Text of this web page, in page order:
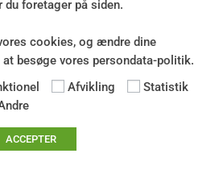
Excellent 9 cm
foretager på siden.
cookies, og ændre dine
besøge vores persondata-politik.
Afvikling
Statistik
ACCEPTER